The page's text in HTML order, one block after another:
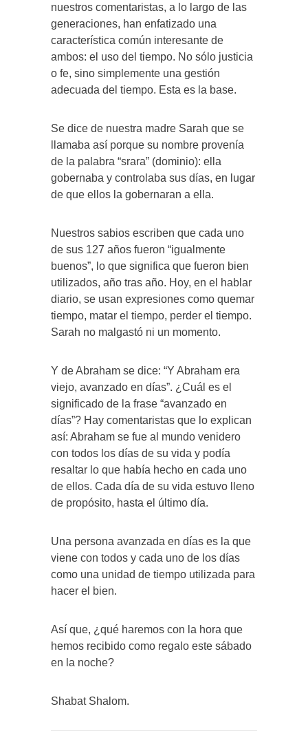
nuestros comentaristas, a lo largo de las
generaciones, han enfatizado una
característica común interesante de
ambos: el uso del tiempo. No sólo justicia
o fe, sino simplemente una gestión
adecuada del tiempo. Esta es la base.
Se dice de nuestra madre Sarah que se
llamaba así porque su nombre provenía
de la palabra “srara” (dominio): ella
gobernaba y controlaba sus días, en lugar
de que ellos la gobernaran a ella.
Nuestros sabios escriben que cada uno
de sus 127 años fueron “igualmente
buenos”, lo que significa que fueron bien
utilizados, año tras año. Hoy, en el hablar
diario, se usan expresiones como quemar
tiempo, matar el tiempo, perder el tiempo.
Sarah no malgastó ni un momento.
Y de Abraham se dice: “Y Abraham era
viejo, avanzado en días”. ¿Cuál es el
significado de la frase “avanzado en
días”? Hay comentaristas que lo explican
así: Abraham se fue al mundo venidero
con todos los días de su vida y podía
resaltar lo que había hecho en cada uno
de ellos. Cada día de su vida estuvo lleno
de propósito, hasta el último día.
Una persona avanzada en días es la que
viene con todos y cada uno de los días
como una unidad de tiempo utilizada para
hacer el bien.
Así que, ¿qué haremos con la hora que
hemos recibido como regalo este sábado
en la noche?
Shabat Shalom.